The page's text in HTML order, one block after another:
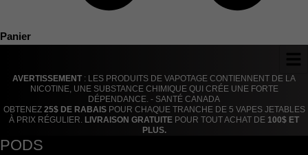
Panier
AVERTISSEMENT : LES PRODUITS DE VAPOTAGE CONTIENNENT DE LA
NICOTINE, UNE SUBSTANCE CHIMIQUE QUI CRÉE UNE FORTE
DÉPENDANCE. - SANTÉ CANADA
OBTENEZ 25$ DE RABAISPOUR CHAQUE TRANCHE DE 5 VAPES JETABLES
À PRIX RÉGULIER. LIVRAISON GRATUITE POUR TOUT ACHAT DE 100$ ET
PLUS.
PODS